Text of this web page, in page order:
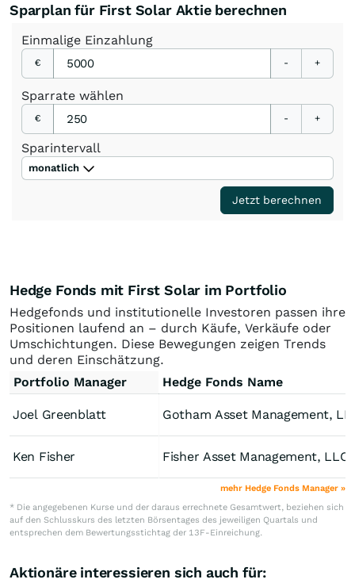
Sparplan für First Solar Aktie berechnen
Einmalige Einzahlung
€ - +
Sparrate wählen
€ - +
Sparintervall
monatlich
Jetzt berechnen
Hedge Fonds mit First Solar im Portfolio
Hedgefonds und institutionelle Investoren passen ihre
Positionen laufend an – durch Käufe, Verkäufe oder
Umschichtungen. Diese Bewegungen zeigen Trends
und deren Einschätzung.
Portfolio Manager
Hedge Fonds Name
Joel Greenblatt Gotham Asset Management,
Ken Fisher Fisher Asset Management, LLC
mehr Hedge Fonds Manager »
* Die angegebenen Kurse und der daraus errechnete Gesamtwert, beziehen sich
auf den Schlusskurs des letzten Börsentages des jeweiligen Quartals und
entsprechen dem Bewertungsstichtag der 13F-Einreichung.
Aktionäre interessieren sich auch für: